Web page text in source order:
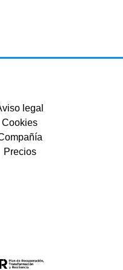
legal
Cookies
Precios